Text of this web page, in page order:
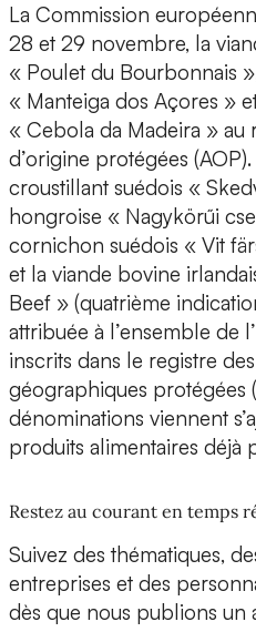
La Commission
28 et 29 novembre, la
« Poulet du Bourbonnais
« Manteiga dos Açores »
« Cebola da Madeira » au
d’origine protégées
croustillant suédois «
hongroise « Nagykörűi
cornichon suédois « Vit
et la viande bovine
Beef » (quatrième
attribuée à l’ensemble de
inscrits dans le registre
géographiques protégées
dénominations viennent
produits alimentaires déjà
Restez au courant en temps
Suivez des thématiques,
entreprises et des
dès que nous publions un